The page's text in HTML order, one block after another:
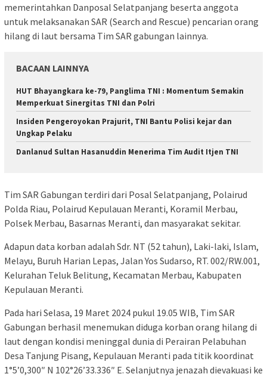
memerintahkan Danposal Selatpanjang beserta anggota
untuk melaksanakan SAR (Search and Rescue) pencarian orang
hilang di laut bersama Tim SAR gabungan lainnya.
BACAAN LAINNYA
HUT Bhayangkara ke-79, Panglima TNI : Momentum Semakin
Memperkuat Sinergitas TNI dan Polri
Insiden Pengeroyokan Prajurit, TNI Bantu Polisi kejar dan
Ungkap Pelaku
Danlanud Sultan Hasanuddin Menerima Tim Audit Itjen TNI
Tim SAR Gabungan terdiri dari Posal Selatpanjang, Polairud
Polda Riau, Polairud Kepulauan Meranti, Koramil Merbau,
Polsek Merbau, Basarnas Meranti, dan masyarakat sekitar.
Adapun data korban adalah Sdr. NT (52 tahun), Laki-laki, Islam,
Melayu, Buruh Harian Lepas, Jalan Yos Sudarso, RT. 002/RW.001,
Kelurahan Teluk Belitung, Kecamatan Merbau, Kabupaten
Kepulauan Meranti.
Pada hari Selasa, 19 Maret 2024 pukul 19.05 WIB, Tim SAR
Gabungan berhasil menemukan diduga korban orang hilang di
laut dengan kondisi meninggal dunia di Perairan Pelabuhan
Desa Tanjung Pisang, Kepulauan Meranti pada titik koordinat
1°5’0,300″ N 102°26’33.336″ E. Selanjutnya jenazah dievakuasi ke